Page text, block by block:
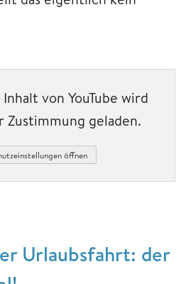
von YouTube wird
Zustimmung geladen.
öffnen
Urlaubsfahrt: der